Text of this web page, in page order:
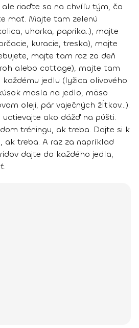
ale riaďte sa na chvíľu tým, čo
mať. Majte tam zelenú
uhorka, paprika..), majte
kuracie, treska), majte
majte tam raz za deň
alebo cottage), majte tam
jedlu (lyžica olivového
masla na jedlo, mäso
oleji, pár vaječných žĺtkov…).
uctievajte ako dážď na púšti.
tréningu, ak treba. Dajte si k
ak treba. A raz za napríklad
dajte do každého jedla,